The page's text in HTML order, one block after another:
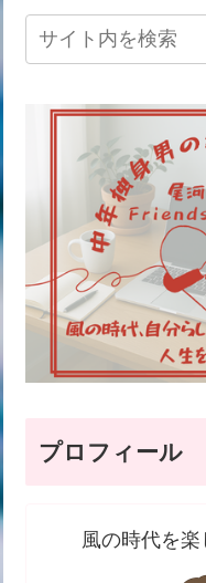
プロフィール
風の時代を